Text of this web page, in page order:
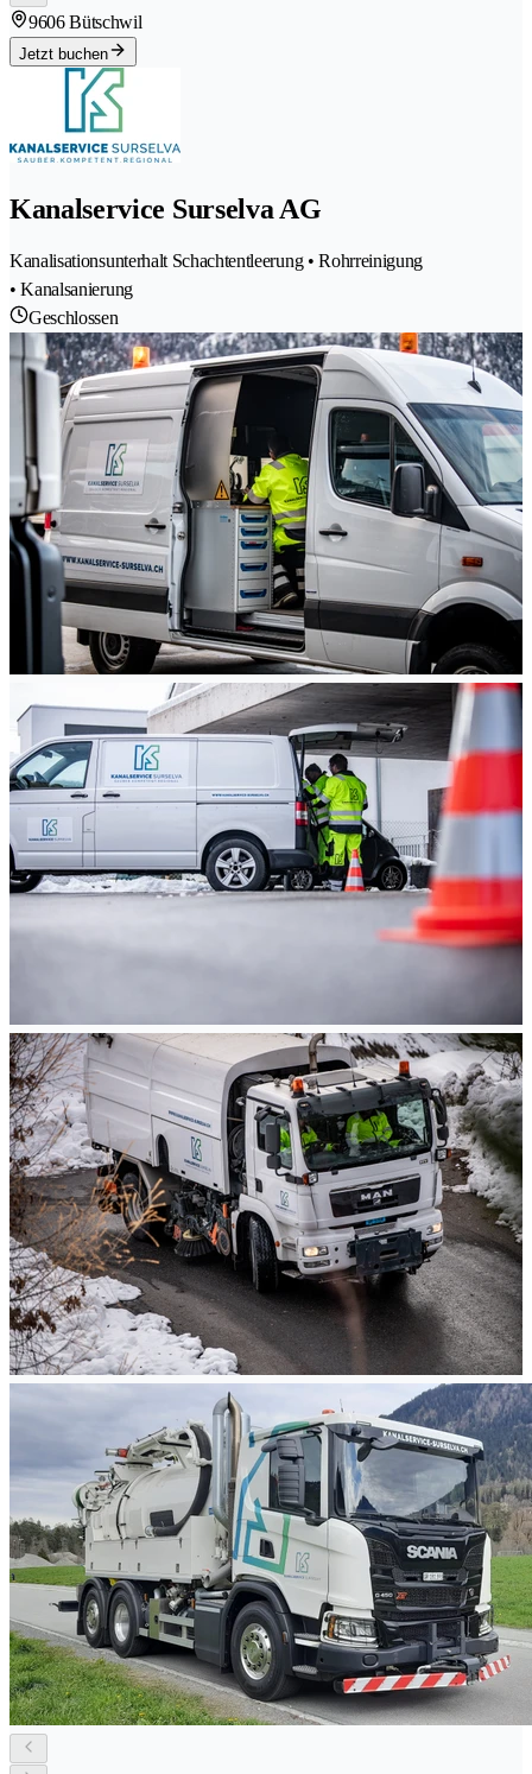
9606 Bütschwil
Jetzt buchen
Kanalservice Surselva AG
Kanalisationsunterhalt Schachtentleerung • Rohrreinigung
• Kanalsanierung
Geschlossen